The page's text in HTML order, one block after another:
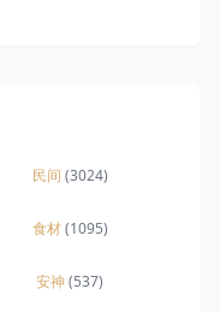
民间 (3024)
食材(1095)
安神(537)